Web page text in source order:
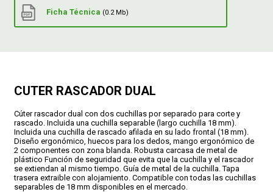
Ficha Técnica (0.2 Mb)
CUTER RASCADOR DUAL
Cúter rascador dual con dos cuchillas por separado para corte y
rascado. Incluida una cuchilla separable (largo cuchilla 18 mm).
Incluida una cuchilla de rascado afilada en su lado frontal (18 mm).
Diseño ergonómico, huecos para los dedos, mango ergonómico de
2 componentes con zona blanda. Robusta carcasa de metal de
plástico Función de seguridad que evita que la cuchilla y el rascador
se extiendan al mismo tiempo. Guía de metal de la cuchilla. Tapa
trasera extraible con alojamiento. Compatible con todas las cuchillas
separables de 18 mm disponibles en el mercado.
GUÍAS
ENVÍOS
DEVOLUCIONES
FORMAS DE PAGO
CONDICIONES